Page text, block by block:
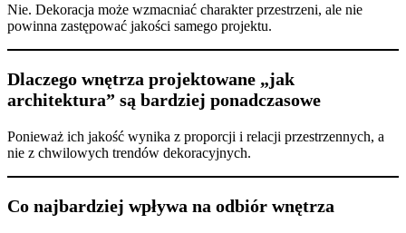
Nie. Dekoracja może wzmacniać charakter przestrzeni, ale nie
powinna zastępować jakości samego projektu.
Dlaczego wnętrza projektowane „jak
architektura” są bardziej ponadczasowe
Ponieważ ich jakość wynika z proporcji i relacji przestrzennych, a
nie z chwilowych trendów dekoracyjnych.
Co najbardziej wpływa na odbiór wnętrza